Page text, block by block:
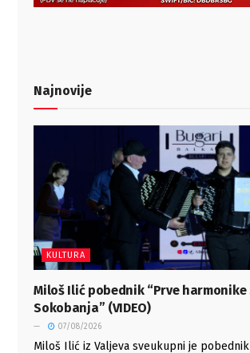
Najnovije
KULTURA
Miloš Ilić pobednik “Prve harmonike
Sokobanja” (VIDEO)
07/08/2026
Miloš Ilić iz Valjeva sveukupni je pobednik